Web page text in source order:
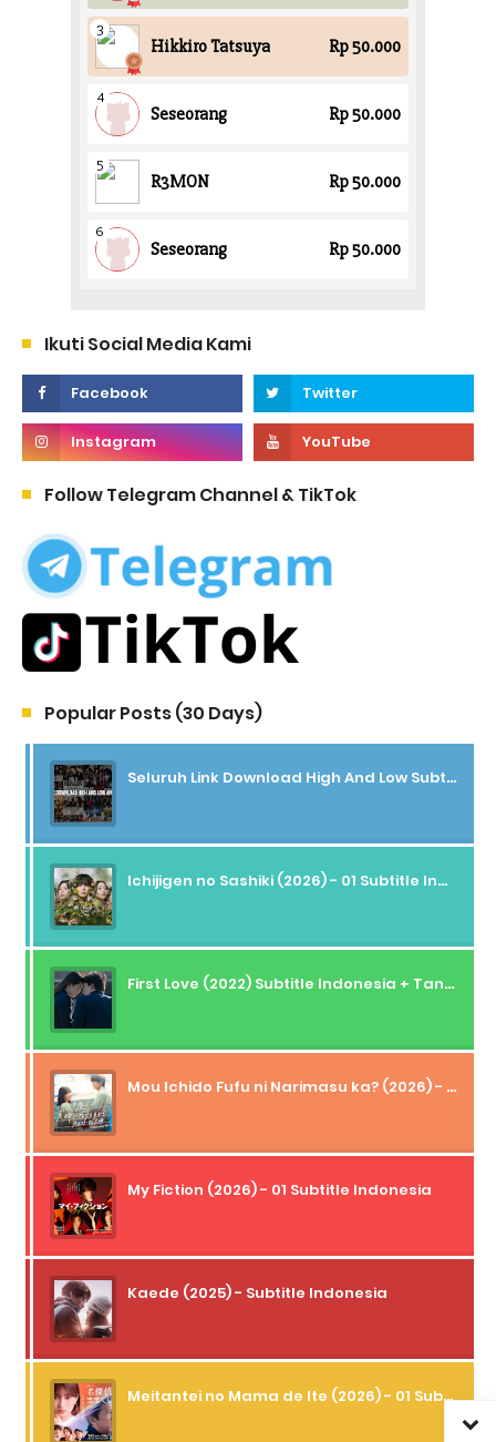
Ikuti Social Media Kami
Follow Telegram Channel & TikTok
Popular Posts (30 Days)
Seluruh Link Download High And Low Subtitle Indonesia
Ichijigen no Sashiki (2026) - 01 Subtitle Indonesia
First Love (2022) Subtitle Indonesia + Tanpa Iklan + Streaming + 1080p
Mou Ichido Fufu ni Narimasu ka? (2026) - 01 Subtitle Indonesia
My Fiction (2026) - 01 Subtitle Indonesia
Kaede (2025) - Subtitle Indonesia
Meitantei no Mama de Ite (2026) - 01 Subtitle Indonesia